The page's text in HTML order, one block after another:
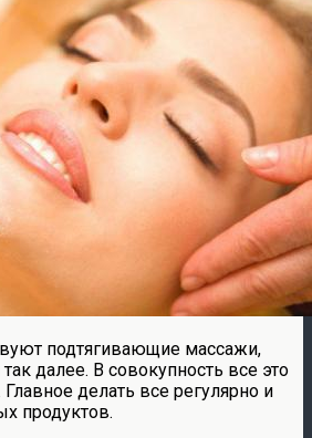
подтягивающие массажи,
далее. В совокупность все это
делать все регулярно и
продуктов.